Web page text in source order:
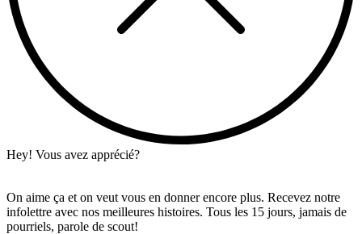
Hey! Vous avez apprécié?
On aime ça et on veut vous en donner encore plus. Recevez notre
infolettre avec nos meilleures histoires. Tous les 15 jours, jamais de
pourriels, parole de scout!